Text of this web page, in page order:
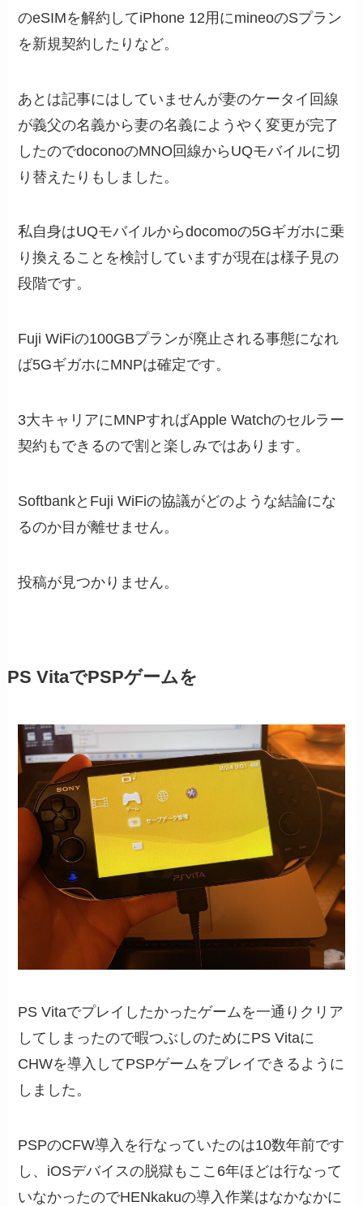
のeSIMを解約してiPhone 12用にmineoのSプラン
を新規契約したりなど。
あとは記事にはしていませんが妻のケータイ回線
が義父の名義から妻の名義にようやく変更が完了
したのでdoconoのMNO回線からUQモバイルに切
り替えたりもしました。
私自身はUQモバイルからdocomoの5Gギガホに乗
り換えることを検討していますが現在は様子見の
段階です。
Fuji WiFiの100GBプランが廃止される事態になれ
ば5GギガホにMNPは確定です。
3大キャリアにMNPすればApple Watchのセルラー
契約もできるので割と楽しみではあります。
SoftbankとFuji WiFiの協議がどのような結論にな
るのか目が離せません。
投稿が見つかりません。
PS VitaでPSPゲームを
PS Vitaでプレイしたかったゲームを一通りクリア
してしまったので暇つぶしのためにPS Vitaに
CHWを導入してPSPゲームをプレイできるように
しました。
PSPのCFW導入を行なっていたのは10数年前です
し、iOSデバイスの脱獄もここ6年ほどは行なって
いなかったのでHENkakuの導入作業はなかなかに